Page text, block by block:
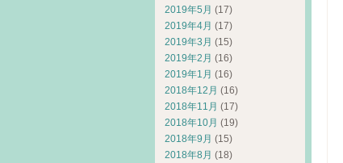
2019年5月 (17)
2019年4月 (17)
2019年3月 (15)
2019年2月 (16)
2019年1月 (16)
2018年12月 (16)
2018年11月 (17)
2018年10月 (19)
2018年9月 (15)
2018年8月 (18)